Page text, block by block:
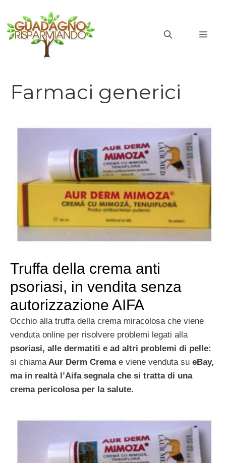
contenuto
Farmaci generici
Truffa della crema anti
psoriasi, in vendita senza
autorizzazione AIFA
Occhio alla truffa della crema miracolosa che viene
venduta online per risolvere problemi legati alla
psoriasi, alle dermatiti e ad altri problemi di pelle:
si chiamaAur Derm Crema e viene venduta su eBay,
ma in realtà l’Aifa segnala che si tratta di una
crema pericolosa per la salute.